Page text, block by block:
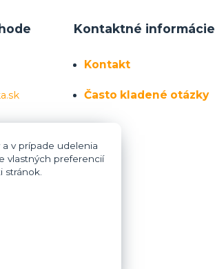
Kontaktné informácie
Kontakt
Často kladené otázky
v prípade udelenia
vlastných preferencií
stránok.